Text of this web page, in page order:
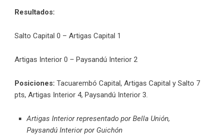
Resultados:
Salto Capital 0 – Artigas Capital 1
Artigas Interior 0 – Paysandú Interior 2
Posiciones: Tacuarembó Capital, Artigas Capital y Salto 7
pts, Artigas Interior 4, Paysandú Interior 3.
Artigas Interior representado por Bella Unión,
Paysandú Interior por Guichón